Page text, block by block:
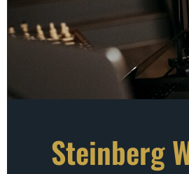
Steinberg